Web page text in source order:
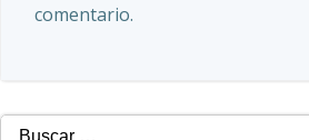
comentario.
Buscar: